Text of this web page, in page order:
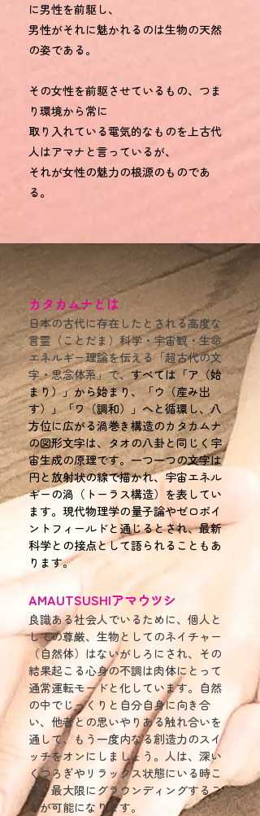
に男性を前駆し、
男性がそれに魅かれるのは生物の天然
の姿である。
その女性を前駆させているもの、つま
り環境から常に
取り入れている電気的なものを上古代
人はアマナと言っているが、
それが女性の魅力の根源のものであ
る。
カタカムナとは
日本の古代に存在したとされる高度な
言霊（ことだま）科学・宇宙観・生命
エネルギー理論を伝える「超古代の文
字・思念体系」で、すべては「ア（始
まり）」から始まり、「ウ（産み出
す）」「ワ（調和）」へと循環し、八
方位に広がる渦巻き構造のカタカムナ
の図形文字は、タオの八卦と同じく宇
宙生成の原理です。一つ一つの文字は
円と放射状の線で描かれ、宇宙エネル
ギーの渦（トーラス構造）を表してい
ます。 現代物理学の量子論やゼロポイ
ントフィールドと通じるとされ、最新
科学との接点として語られることもあ
ります。
AMAUTSUSHI​アマウツシ
良識ある社会人でいるために、個人と
しての尊厳、生物としてのネイチャー
（自然体）はないがしろにされ、その
結果起こる心身の不調は肉体にとって
通常運転モードと化しています。​自然
の中でじっくりと自分自身に向き合
い、他者との思いやりある触れ合いを
通して、もう一度内なる創造力のスイ
ッチをオンにしましょう。人は、深い
くつろぎやリラックス状態にいる時こ
そ、最大限にグラウンディングするこ
とが可能になります。